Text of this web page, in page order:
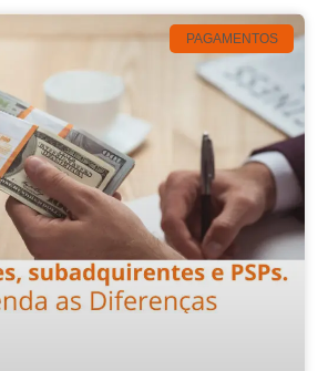
PAGAMENTOS